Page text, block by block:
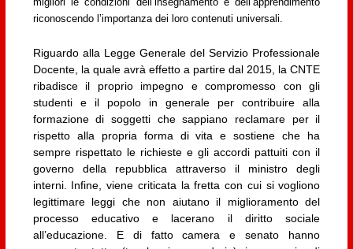
riconoscendo l’importanza dei loro contenuti universali.
Riguardo alla Legge Generale del Servizio Professionale
Docente, la quale avrà effetto a partire dal 2015, la CNTE
ribadisce il proprio impegno e compromesso con gli
studenti e il popolo in generale per contribuire alla
formazione di soggetti che sappiano reclamare per il
rispetto alla propria forma di vita e sostiene che ha
sempre rispettato le richieste e gli accordi pattuiti con il
governo della repubblica attraverso il ministro degli
interni. Infine, viene criticata la fretta con cui si vogliono
legittimare leggi che non aiutano il miglioramento del
processo educativo e lacerano il diritto sociale
all’educazione. E di fatto camera e senato hanno